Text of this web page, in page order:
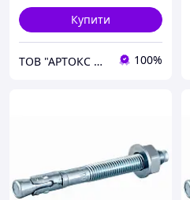
Купити
ТОВ "АРТОКС ЛТД" 100%